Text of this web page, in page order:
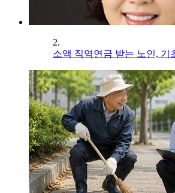
2.
소액 직역연금 받는 노인, 기